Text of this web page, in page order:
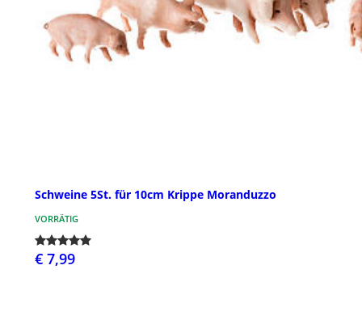
Schweine 5St. für 10cm Krippe Moranduzzo
VORRÄTIG
€ 7,99